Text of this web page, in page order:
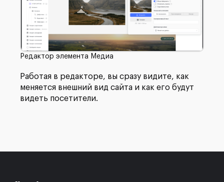
Редактор элемента Медиа
Работая в редакторе, вы сразу видите, как
меняется внешний вид сайта и как его будут
видеть посетители.